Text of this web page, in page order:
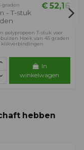
graden
- T-stuk
€ 52,16
polypropeen T-stuk voor
Hoek van 45 graden
klikverbindingen
In
winkelwagen
hebben